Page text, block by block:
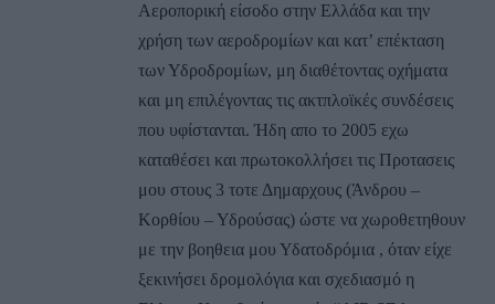
Αεροπορική είσοδο στην Ελλάδα και την
χρήση των αεροδρομίων και κατ’ επέκταση
των Υδροδρομίων, μη διαθέτοντας οχήματα
και μη επιλέγοντας τις ακτπλοϊκές συνδέσεις
που υφίστανται. Ήδη απο το 2005 εχω
καταθέσει και πρωτοκολλήσει τις Προτασεις
μου στους 3 τοτε Δημαρχους (Άνδρου –
Κορθίου – Υδρούσας) ώστε να χωροθετηθουν
με την βοηθεια μου Υδατοδρόμια , όταν είχε
ξεκινήσει δρομολόγια και σχεδιασμό η